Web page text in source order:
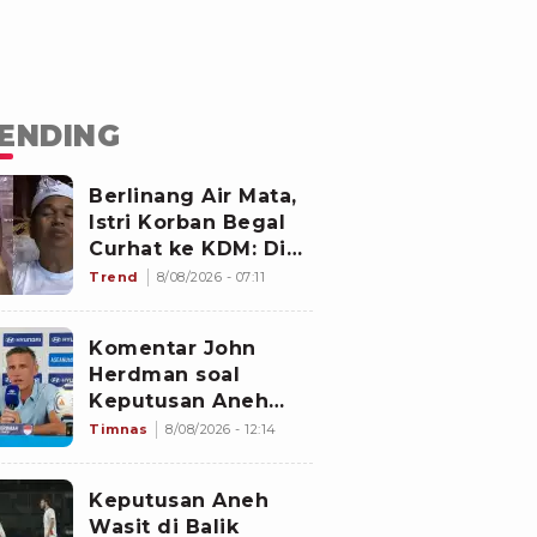
Berlinang Air Mata,
Istri Korban Begal
Curhat ke KDM: Dia
Abis Shalat Tahajud
Trend 8/08/2026 - 07:11
Komentar John
Herdman soal
Keputusan Aneh
Wasit Laga Timnas
AFF 2026: Percuma
Timnas 8/08/2026 - 12:14
Keputusan Aneh
Wasit di Balik